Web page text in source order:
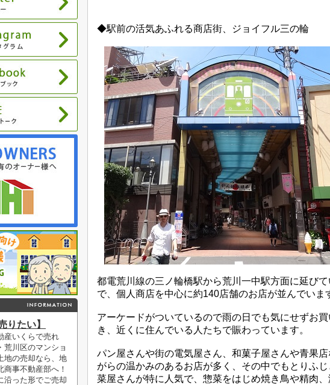
◆駅前の活気あふれる商店街、ジョイフル三の輪
都電荒川線の三ノ輪橋駅から荒川一中駅方面に延び
で、個人商店を中心に約140店舗のお店が並んでいま
アーケードがついているので雨の日でも気にせずお
き、近くに住んでいる人たちで賑わっています。
パン屋さんや街の電気屋さん、和菓子屋さんや青果
がらの温かみのあるお店が多く、その中でもとりふ
菜屋さんが特に人気で、惣菜をはじめ焼き鳥や精肉、
りたい】
産いくらで売れ
荒川区のマンショ
地の売却なら、地
商事不動産部へ！
沿った形でご売却